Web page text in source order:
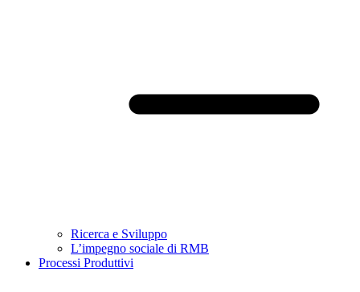
Ricerca e Sviluppo
L’impegno sociale di RMB
Processi Produttivi